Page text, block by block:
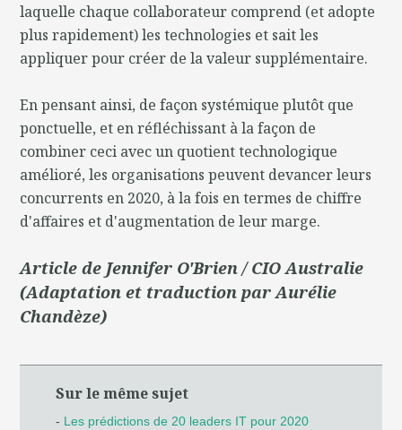
laquelle chaque collaborateur comprend (et adopte
plus rapidement) les technologies et sait les
appliquer pour créer de la valeur supplémentaire.
En pensant ainsi, de façon systémique plutôt que
ponctuelle, et en réfléchissant à la façon de
combiner ceci avec un quotient technologique
amélioré, les organisations peuvent devancer leurs
concurrents en 2020, à la fois en termes de chiffre
d'affaires et d'augmentation de leur marge.
Article de Jennifer O'Brien / CIO Australie
(Adaptation et traduction par Aurélie
Chandèze)
Sur le même sujet
- Les prédictions de 20 leaders IT pour 2020